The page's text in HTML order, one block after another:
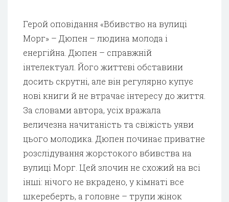
Герой оповідання «Вбивство на вулиці
Морг» – Дюпен – людина молода і
енергійна. Дюпен – справжній
інтелектуал. Його життєві обставини
досить скрутні, але він регулярно купує
нові книги й не втрачає інтересу до життя.
За словами автора, усіх вражала
величезна начитаність та свіжість уяви
цього молодика. Дюпен починає приватне
розслідування жорстокого вбивства на
вулиці Морг. Цей злочин не схожий на всі
інші: нічого не вкрадено, у кімнаті все
шкереберть, а головне – трупи жінок